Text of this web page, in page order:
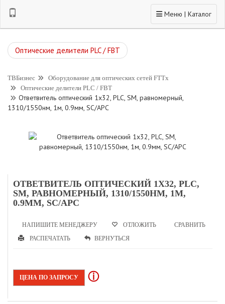
Toggle navigation
Меню | Каталог
Оптические делители PLC / FBT
ТВБизнес
Оборудование для оптических сетей FTTx
Оптические делители PLC / FBT
Ответвитель оптический 1х32, PLC, SM, равномерный,
1310/1550нм, 1м, 0.9мм, SC/APC
ОТВЕТВИТЕЛЬ ОПТИЧЕСКИЙ 1Х32, PLC,
SM, РАВНОМЕРНЫЙ, 1310/1550НМ, 1М,
0.9ММ, SC/APC
НАПИШИТЕ МЕНЕДЖЕРУ ОТЛОЖИТЬ
СРАВНИТЬ
РАСПЕЧАТАТЬ
ВЕРНУТЬСЯ
ЦЕНА ПО ЗАПРОСУ ⓘ